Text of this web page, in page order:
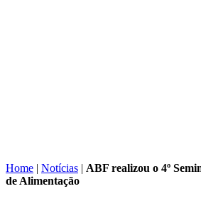
Home | Notícias | ABF realizou o 4º
de Alimentação